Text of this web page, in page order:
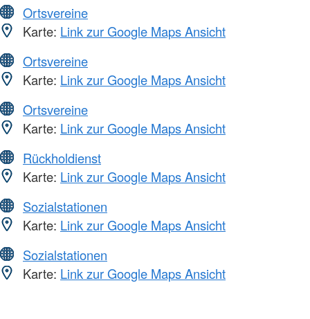
Ortsvereine
Karte: Link zur Google Maps Ansicht
Ortsvereine
Karte: Link zur Google Maps Ansicht
Ortsvereine
Karte: Link zur Google Maps Ansicht
Rückholdienst
Karte: Link zur Google Maps Ansicht
Sozialstationen
Karte: Link zur Google Maps Ansicht
Sozialstationen
Karte: Link zur Google Maps Ansicht